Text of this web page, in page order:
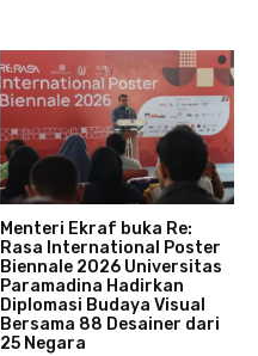
Menteri Ekraf buka Re:
Rasa International Poster
Biennale 2026 Universitas
Paramadina Hadirkan
Diplomasi Budaya Visual
Bersama 88 Desainer dari
25 Negara